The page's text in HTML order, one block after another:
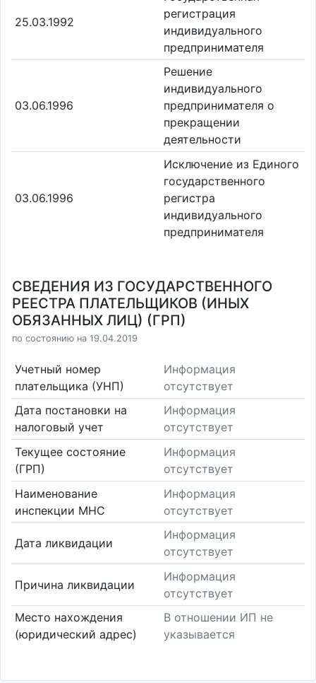
25.03.1992
регистрация
индивидуального
предпринимателя
03.06.1996
Решение
индивидуального
предпринимателя о
прекращении
деятельности
03.06.1996
Исключение из Единого
государственного
регистра
индивидуального
предпринимателя
СВЕДЕНИЯ ИЗ ГОСУДАРСТВЕННОГО
РЕЕСТРА ПЛАТЕЛЬЩИКОВ (ИНЫХ
ОБЯЗАННЫХ ЛИЦ) (ГРП)
по состоянию на 19.04.2019
Учетный номер
плательщика (УНП)
Информация
отсутствует
Дата постановки на
налоговый учет
Информация
отсутствует
Текущее состояние
(ГРП)
Информация
отсутствует
Наименование
инспекции МНС
Информация
отсутствует
Дата ликвидации
Информация
отсутствует
Причина ликвидации
Информация
отсутствует
Место нахождения
(юридический адрес)
В отношении ИП не
указывается